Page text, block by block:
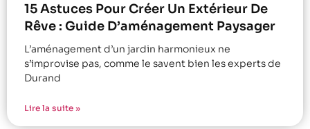
15 Astuces Pour Créer Un Extérieur De
Rêve : Guide D’aménagement Paysager
L’aménagement d’un jardin harmonieux ne
s’improvise pas, comme le savent bien les experts de
Durand
Lire la suite »